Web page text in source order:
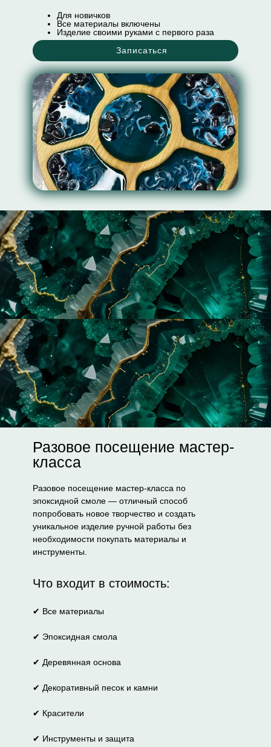
Записаться
Для новичков
Все материалы включены
Изделие своими руками с первого раза
Разовое посещение мастер-
класса
Разовое посещение мастер-класса по
эпоксидной смоле — отличный способ
попробовать новое творчество и создать
уникальное изделие ручной работы без
необходимости покупать материалы и
инструменты.
Что входит в стоимость:
✔ Все материалы
✔ Эпоксидная смола
✔ Деревянная основа
✔ Декоративный песок и камни
✔ Красители
✔ Инструменты и защита